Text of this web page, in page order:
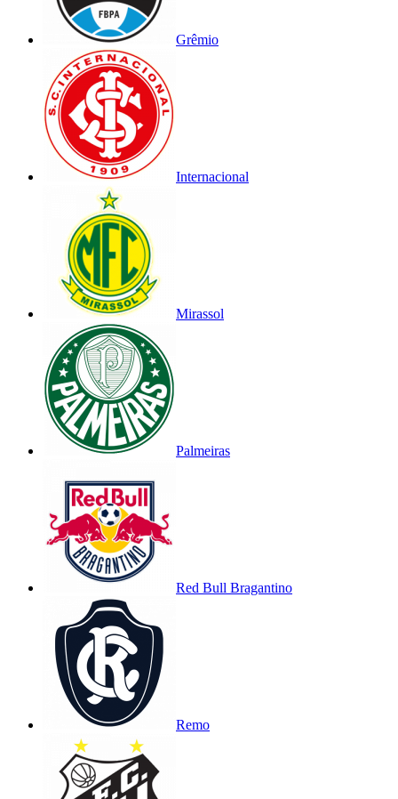
Grêmio
Internacional
Mirassol
Palmeiras
Red Bull Bragantino
Remo